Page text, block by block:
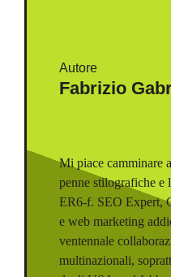
Autore
Fabrizio
Mi piace camminare
penne stilografiche e
ER6-f. SEO Expert,
e web marketing
ventennale
multinazionali,